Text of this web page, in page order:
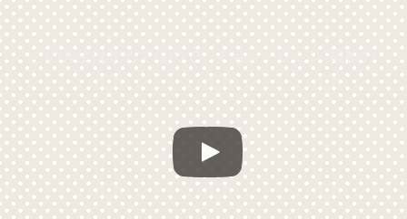
「この人生は初めてなので」チョン・ソミン“最初のキスシーン、すごく気まずかった” | ニュース NEWS24日本